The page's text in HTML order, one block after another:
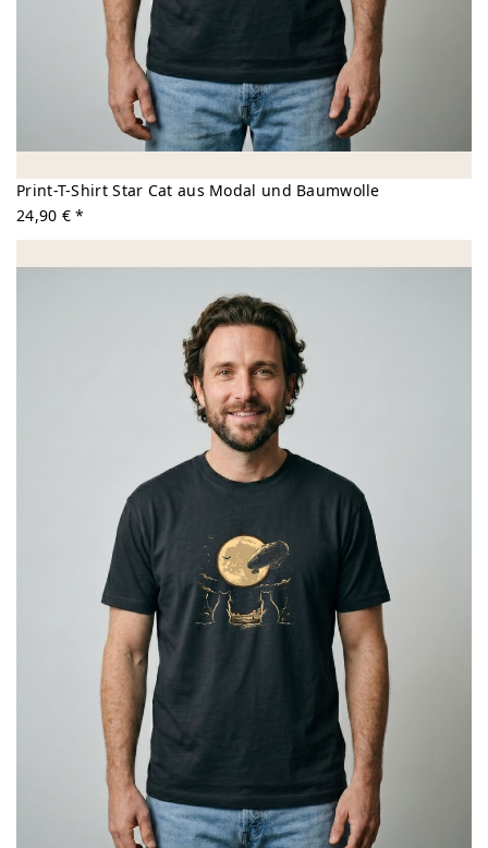
Print-T-Shirt Star Cat aus Modal und Baumwolle
24,90 € *